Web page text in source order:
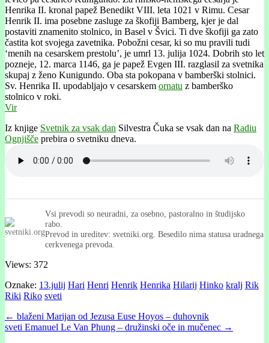
Henrika II. kronal papež Benedikt VIII. leta 1021 v Rimu. Cesar
Henrik II. ima posebne zasluge za škofiji Bamberg, kjer je dal
postaviti znamenito stolnico, in Basel v Švici. Ti dve škofiji ga zato
častita kot svojega zavetnika. Pobožni cesar, ki so mu pravili tudi
‘menih na cesarskem prestolu’, je umrl 13. julija 1024. Dobrih sto let
pozneje, 12. marca 1146, ga je papež Evgen III. razglasil za svetnika
skupaj z ženo Kunigundo. Oba sta pokopana v bamberški stolnici.
Sv. Henrika II. upodabljajo v cesarskem ornatu z bamberško
stolnico v roki.
Vir
Iz knjige Svetnik za vsak dan Silvestra Čuka se vsak dan na Radiu
Ognjišče prebira o svetniku dneva.
Vsi prevodi so neuradni, za osebno, pastoralno in študijsko
rabo.
Prevod in ureditev: svetniki.org. Besedilo nima statusa uradnega
cerkvenega prevoda.
Views: 372
Oznake: 13.julij Hari Henri Henrik Henrika Hilarij Hinko kralj Rik
Riki Riko sveti
Post
navigation
← blaženi Marijan od Jezusa Euse Hoyos – duhovnik
sveti Emanuel Le Van Phung – družinski oče in mučenec →